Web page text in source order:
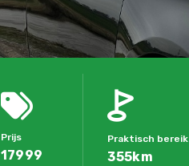
Prijs
17999
Praktisch bereik
355km